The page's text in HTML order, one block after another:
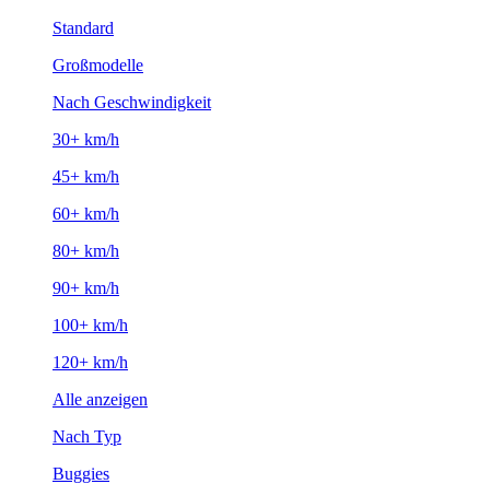
Standard
Großmodelle
Nach Geschwindigkeit
30+ km/h
45+ km/h
60+ km/h
80+ km/h
90+ km/h
100+ km/h
120+ km/h
Alle anzeigen
Nach Typ
Buggies